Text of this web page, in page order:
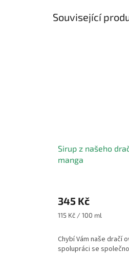
Související
Sirup z našeho
manga
345 Kč
Měrná
115 Kč / 100 ml
Chybí Vám naše dračí
spolupráci se